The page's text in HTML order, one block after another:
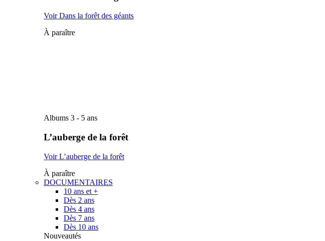
Voir Dans la forêt des géants
À paraître
Albums 3 - 5 ans
L’auberge de la forêt
Voir L’auberge de la forêt
À paraître
DOCUMENTAIRES
10 ans et +
Dès 2 ans
Dès 4 ans
Dès 7 ans
Dès 10 ans
Nouveautés